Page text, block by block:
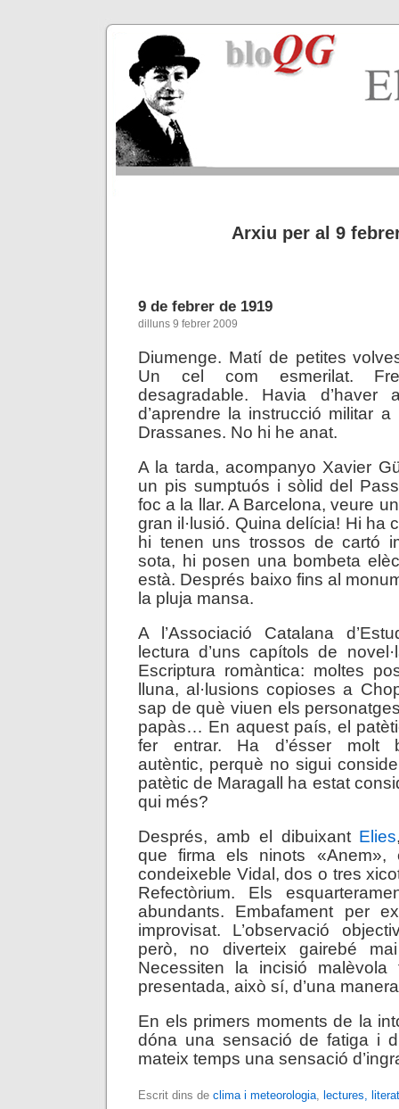
Arxiu per al 9
9 de febrer de 1919
dilluns 9 febrer 2009
Diumenge. Matí de petites
Un cel com esmerilat.
desagradable. Havia d’haver
d’aprendre la instrucció militar a
Drassanes. No hi he anat.
A la tarda, acompanyo Xavier
un pis sumptuós i sòlid del
foc a la llar. A Barcelona, veure
gran il·lusió. Quina delícia! Hi ha
hi tenen uns trossos de cartó
sota, hi posen una bombeta
està. Després baixo fins al
la pluja mansa.
A l’Associació Catalana
lectura d’uns capítols de
Escriptura romàntica: moltes
lluna, al·lusions copioses a
sap de què viuen els
papàs… En aquest país, el
fer entrar. Ha d’ésser molt
autèntic, perquè no sigui
patètic de Maragall ha estat
qui més?
Després, amb el dibuixant Elies
que firma els ninots «Anem»,
condeixeble Vidal, dos o tres
Refectòrium. Els
abundants. Embafament per
improvisat. L’observació
però, no diverteix gairebé
Necessiten la incisió
presentada, això sí, d’una
En els primers moments de la
dóna una sensació de fatiga i
mateix temps una sensació
Escrit dins de clima i meteorologia, lectures,